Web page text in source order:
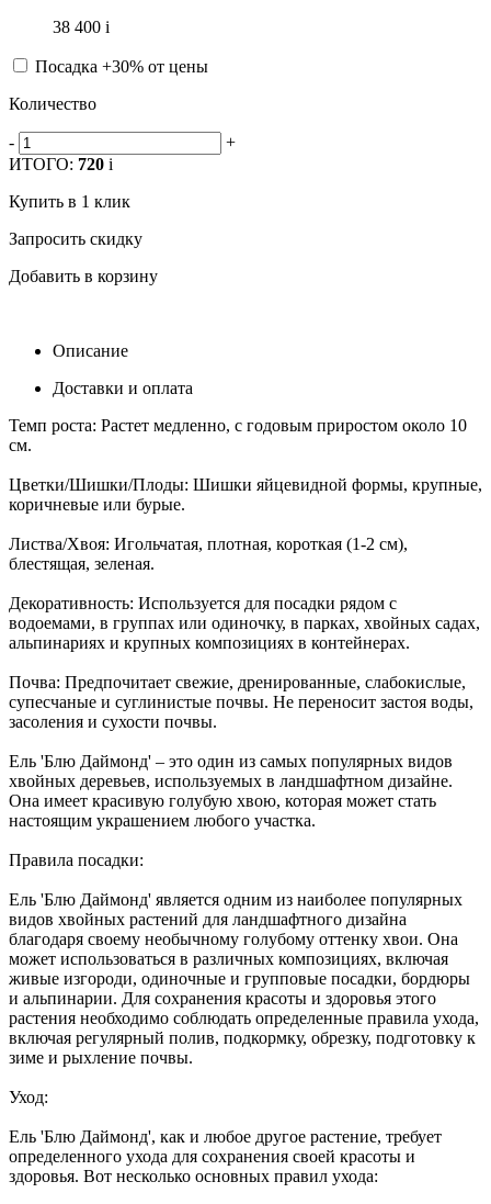
38 400 i
Посадка +30% от цены
Количество
-
+
ИТОГО: 720 i
Купить в 1 клик
Запросить скидку
Добавить в корзину
Описание
Доставки и оплата
Темп роста: Растет медленно, с годовым приростом около 10
см.
Цветки/Шишки/Плоды: Шишки яйцевидной формы, крупные,
коричневые или бурые.
Листва/Хвоя: Игольчатая, плотная, короткая (1-2 см),
блестящая, зеленая.
Декоративность: Используется для посадки рядом с
водоемами, в группах или одиночку, в парках, хвойных садах,
альпинариях и крупных композициях в контейнерах.
Почва: Предпочитает свежие, дренированные, слабокислые,
супесчаные и суглинистые почвы. Не переносит застоя воды,
засоления и сухости почвы.
Ель 'Блю Даймонд' – это один из самых популярных видов
хвойных деревьев, используемых в ландшафтном дизайне.
Она имеет красивую голубую хвою, которая может стать
настоящим украшением любого участка.
Правила посадки:
Ель 'Блю Даймонд' является одним из наиболее популярных
видов хвойных растений для ландшафтного дизайна
благодаря своему необычному голубому оттенку хвои. Она
может использоваться в различных композициях, включая
живые изгороди, одиночные и групповые посадки, бордюры
и альпинарии. Для сохранения красоты и здоровья этого
растения необходимо соблюдать определенные правила ухода,
включая регулярный полив, подкормку, обрезку, подготовку к
зиме и рыхление почвы.
Уход:
Ель 'Блю Даймонд', как и любое другое растение, требует
определенного ухода для сохранения своей красоты и
здоровья. Вот несколько основных правил ухода: